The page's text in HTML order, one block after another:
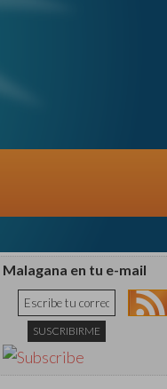
Malagana en tu e-mail